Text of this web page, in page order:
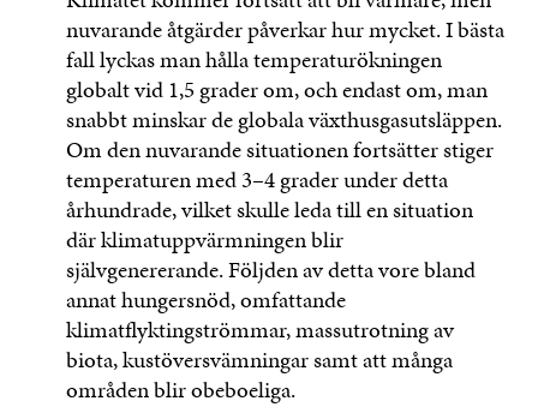
nuvarande åtgärder påverkar hur mycket. I bästa
fall lyckas man hålla temperaturökningen
globalt vid 1,5 grader om, och endast om, man
snabbt minskar de globala växthusgasutsläppen.
Om den nuvarande situationen fortsätter stiger
temperaturen med 3–4 grader under detta
århundrade, vilket skulle leda till en situation
där klimatuppvärmningen blir
självgenererande. Följden av detta vore bland
annat hungersnöd, omfattande
klimatflyktingströmmar, massutrotning av
biota, kustöversvämningar samt att många
områden blir obeboeliga.